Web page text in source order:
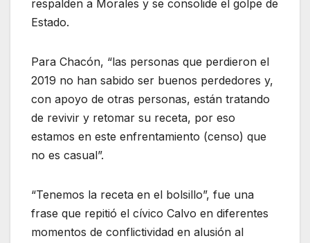
respalden a Morales y se consolide el golpe de
Estado.
Para Chacón, “las personas que perdieron el
2019 no han sabido ser buenos perdedores y,
con apoyo de otras personas, están tratando
de revivir y retomar su receta, por eso
estamos en este enfrentamiento (censo) que
no es casual”.
“Tenemos la receta en el bolsillo”, fue una
frase que repitió el cívico Calvo en diferentes
momentos de conflictividad en alusión al